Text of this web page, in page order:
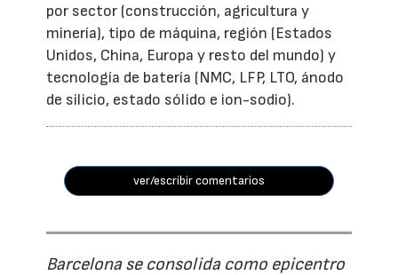
por sector (construcción, agricultura y
minería), tipo de máquina, región (Estados
Unidos, China, Europa y resto del mundo) y
tecnología de batería (NMC, LFP, LTO, ánodo
de silicio, estado sólido e ion-sodio).
ver/escribir comentarios
Barcelona se consolida como epicentro